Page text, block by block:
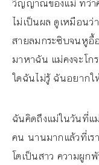
วิญญาณของแม่ ทว่าคื
ไม่เป็นผล ดูเหมือนว่
สายลมกระซิบจนหูอื้
มาหาฉัน แม่คงจะโ
ใดฉันไม่รู้ ฉันอยาก
ฉันคิดถึงแม่ในวันที่แ
คน นานมากแล้วที่เ
โตเป็นสาว ความผูก